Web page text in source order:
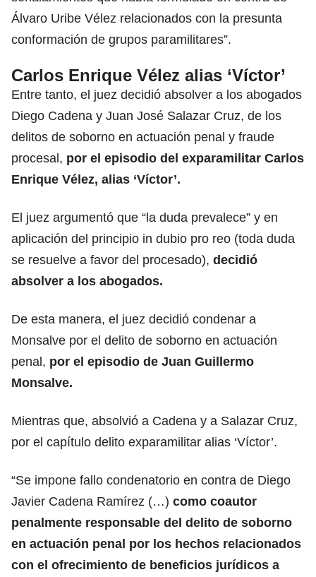
Álvaro Uribe Vélez relacionados con la presunta
conformación de grupos paramilitares”.
Carlos Enrique Vélez alias ‘Víctor’
Entre tanto, el juez decidió absolver a los abogados
Diego Cadena y Juan José Salazar Cruz, de los
delitos de soborno en actuación penal y fraude
procesal, por el episodio del exparamilitar Carlos
Enrique Vélez, alias ‘Víctor’.
El juez argumentó que “la duda prevalece” y en
aplicación del principio in dubio pro reo (toda duda
se resuelve a favor del procesado), decidió
absolver a los abogados.
De esta manera, el juez decidió condenar a
Monsalve por el delito de soborno en actuación
penal, por el episodio de Juan Guillermo
Monsalve.
Mientras que, absolvió a Cadena y a Salazar Cruz,
por el capítulo delito exparamilitar alias ‘Víctor’.
“Se impone fallo condenatorio en contra de Diego
Javier Cadena Ramírez (…) como coautor
penalmente responsable del delito de soborno
en actuación penal por los hechos relacionados
con el ofrecimiento de beneficios jurídicos a